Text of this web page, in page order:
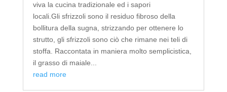
viva la cucina tradizionale ed i sapori
locali.Gli sfrizzoli sono il residuo fibroso della
bollitura della sugna, strizzando per ottenere lo
strutto, gli sfrizzoli sono ciò che rimane nei teli di
stoffa. Raccontata in maniera molto semplicistica,
il grasso di maiale...
read more